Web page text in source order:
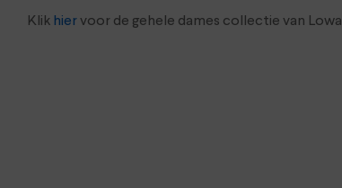
Klik hiervoor de gehele dames collectie van Lowa